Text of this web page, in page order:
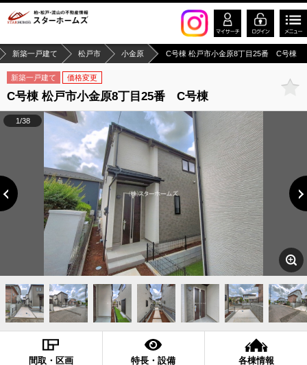
新築一戸建て 松戸市 小金原 C号棟 松戸市小金原8丁目25番 C号棟
新築一戸建て 価格変更
C号棟 松戸市小金原8丁目25番 C号棟
1/38
間取・区画 特長・設備 各棟情報